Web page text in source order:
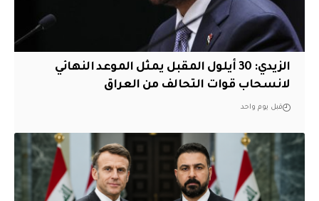
الزيدي: 30 أيلول المقبل يمثل الموعد النهائي
لانسحاب قوات التحالف من العراق
قبل يوم واحد